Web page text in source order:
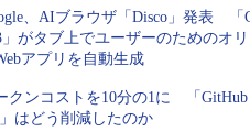
、AIブラウザ「Disco」発表 「
がタブ上でユーザーのためのオ
アプリを自動生成
クンコストを10分の1に 「GitHub
はどう削減したのか